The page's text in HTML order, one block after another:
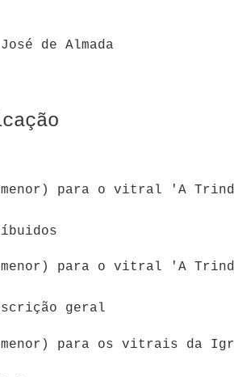
de Almada
para o vitral 'A
para o vitral 'A
geral
para os vitrais da